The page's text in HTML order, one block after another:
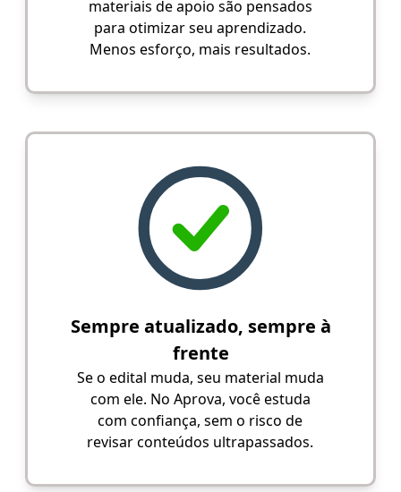
materiais de apoio são pensados
para otimizar seu aprendizado.
Menos esforço, mais resultados.
Sempre atualizado, sempre à
frente
Se o edital muda, seu material muda
com ele. No Aprova, você estuda
com confiança, sem o risco de
revisar conteúdos ultrapassados.